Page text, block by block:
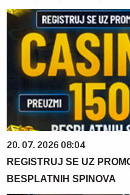
20. 07. 2026 08:04
REGISTRUJ SE UZ
BESPLATNIH SPINOVA